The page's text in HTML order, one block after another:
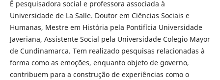
É pesquisadora social e professora associada à
Universidade de La Salle. Doutor em Ciências Sociais e
Humanas, Mestre em História pela Pontifícia Universidade
Javeriana, Assistente Social pela Universidade Colegio Mayor
de Cundinamarca. Tem realizado pesquisas relacionadas à
forma como as emoções, enquanto objeto de governo,
contribuem para a construção de experiências como o